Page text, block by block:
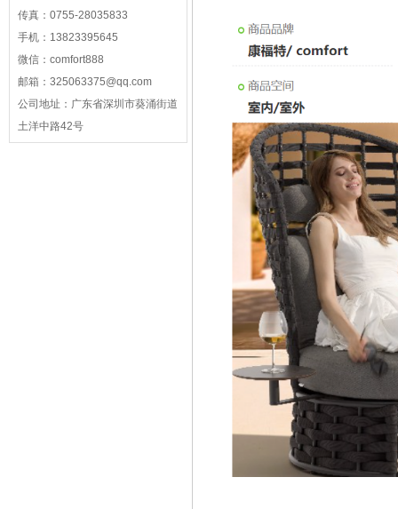
传真： 0755-28035833
手机： 13823395645
微信： comfort888
邮箱： 325063375@qq.com
公司地址： 广东省深圳市葵涌街道
土洋中路42号